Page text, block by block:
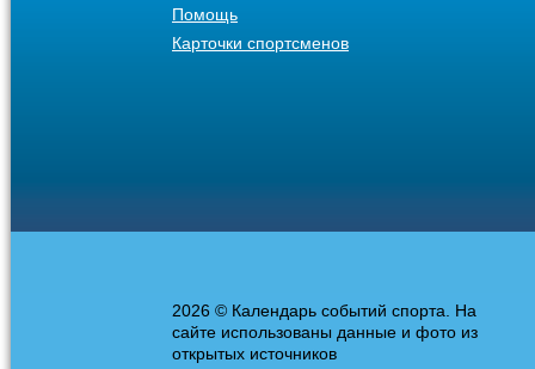
Помощь
Карточки спортсменов
2026 © Календарь событий спорта. На
сайте использованы данные и фото из
открытых источников